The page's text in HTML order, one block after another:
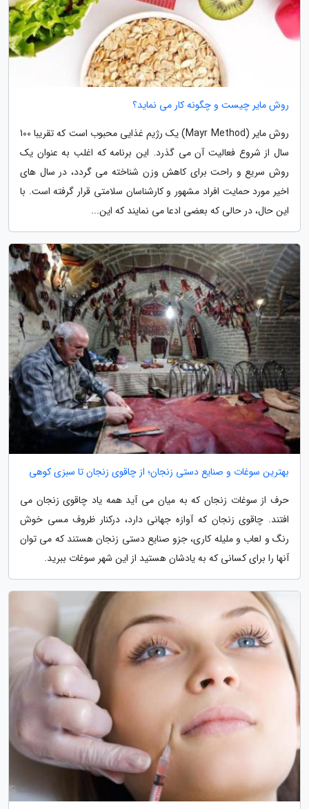
روش مایر چیست و چگونه کار می نماید؟
روش مایر (Mayr Method) یک رژیم غذایی محبوب است که تقریبا 100
سال از شروع فعالیت آن می گذرد. این برنامه که اغلب به عنوان یک
روش سریع و راحت برای کاهش وزن شناخته می گردد، در سال های
اخیر مورد حمایت افراد مشهور و کارشناسان سلامتی قرار گرفته است. با
این حال، در حالی که بعضی ادعا می نمایند که این...
بهترین سوغات و صنایع دستی زنجان؛ از چاقوی زنجان تا سبزی کوهی
حرف از سوغات زنجان که به میان می آید همه یاد چاقوی زنجان می
افتند. چاقوی زنجان که آوازه جهانی دارد، درکنار ظروف مسی خوش
رنگ و لعاب و ملیله کاری، جزو صنایع دستی زنجان هستند که می توان
آنها را برای کسانی که به یادشان هستید از این شهر سوغات ببرید.